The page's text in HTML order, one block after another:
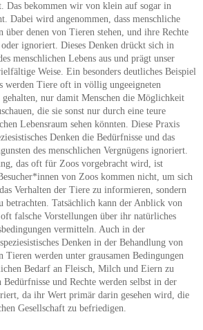
Das bekommen wir von klein auf sogar in
Dabei wird angenommen, dass menschliche
über denen von Tieren stehen, und ihre Rechte
ignoriert. Dieses Denken drückt sich in
menschlichen Lebens aus und prägt unser
Weise. Ein besonders deutliches Beispiel
werden Tiere oft in völlig ungeeigneten
gehalten, nur damit Menschen die Möglichkeit
die sie sonst nur durch eine teure
Lebensraum sehen könnten. Diese Praxis
Denken die Bedürfnisse und das
des menschlichen Vergnügens ignoriert.
das oft für Zoos vorgebracht wird, ist
von Zoos kommen nicht, um sich
Verhalten der Tiere zu informieren, sondern
betrachten. Tatsächlich kann der Anblick von
falsche Vorstellungen über ihr natürliches
vermitteln. Auch in der
Denken in der Behandlung von
werden unter grausamen Bedingungen
Bedarf an Fleisch, Milch und Eiern zu
und Rechte werden selbst in der
da ihr Wert primär darin gesehen wird, die
Gesellschaft zu befriedigen.